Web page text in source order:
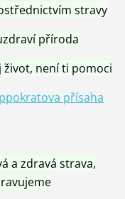
stravy
příroda
není ti pomoci
přísaha
a zdravá strava,